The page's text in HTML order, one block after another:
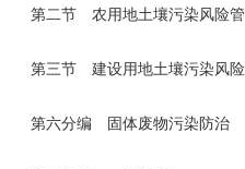
第二节 农用地土壤污染风险管
第三节 建设用地土壤污染风险
第六分编 固体废物污染防治